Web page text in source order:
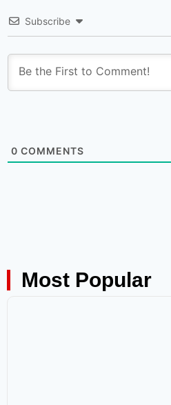
Subscribe
0 COMMENTS
Most Popular